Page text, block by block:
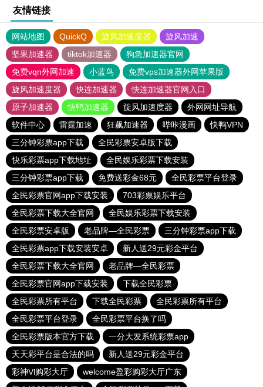
友情链接
网站地图 QuickQ 旋风加速度器
旋风加速
坚果加速器
tiktok加速器
狗急加速器官网
免费vqn外网加速
小蓝鸟
免费vps加速器外网苹果版
旋风加速度器
快连加速器
快连加速器官网入口
原子加速器
快鸭加速器 旋风加速度器
外网网址导航
软件中心
雷霆加速 狂飙加速器 哔咔漫画
快鸭VPN
三分钟彩票app下载
全民彩票安卓版下载
快乐彩票app下载地址
全民娱乐彩票下载安装
三分钟彩票app下载
免费送彩金68元
全民彩票平台登录
全民彩票官网app下载安装
703彩票娱乐平台
全民彩票下载大全官网
全民娱乐彩票下载安装
全民彩票安卓版
老品牌—全民彩票
三分钟彩票app下载
全民彩票app下载安装安卓
新人送29元彩金平台
全民彩票下载大全官网
老品牌—全民彩票
全民彩票官网app下载安装
下载全民彩票
全民彩票所有平台
下载全民彩票
全民彩票所有平台
全民彩票平台登录
全民彩票平台换了吗
全民彩票版本官方下载
一分大发系统彩票app
天天彩平台是合法的吗
新人送29元彩金平台
彩神Vl购彩大厅
welcome盈彩购彩大厅广东